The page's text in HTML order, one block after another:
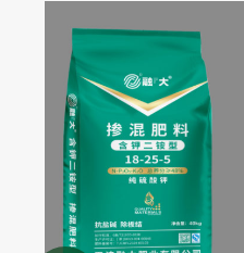
NPK 17-20-
二アンモニ
もっと見る >>